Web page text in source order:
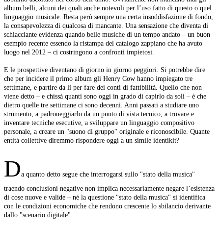
album belli, alcuni dei quali anche notevoli per l’uso fatto di questo o quel
linguaggio musicale. Resta però sempre una certa insoddisfazione di fondo,
la consapevolezza di qualcosa di mancante. Una sensazione che diventa di
schiacciante evidenza quando belle musiche di un tempo andato – un buon
esempio recente essendo la ristampa del catalogo zappiano che ha avuto
luogo nel 2012 – ci costringono a confronti impietosi.
E le prospettive diventano di giorno in giorno peggiori. Si potrebbe dire
che per incidere il primo album gli Henry Cow hanno impiegato tre
settimane, e partire da lì per fare dei conti di fattibilità. Quello che non
viene detto – e chissà quanti sono oggi in grado di capirlo da soli – è che
dietro quelle tre settimane ci sono decenni. Anni passati a studiare uno
strumento, a padroneggiarlo da un punto di vista tecnico, a trovare e
inventare tecniche esecutive, a sviluppare un linguaggio compositivo
personale, a creare un "suono di gruppo" originale e riconoscibile. Quante
entità collettive diremmo rispondere oggi a un simile identikit?
Da quanto detto segue che interrogarsi sullo "stato della musica"
traendo conclusioni negative non implica necessariamente negare l’esistenza
di cose nuove e valide – né la questione "stato della musica" si identifica
con le condizioni economiche che rendono crescente lo sbilancio derivante
dallo "scenario digitale".